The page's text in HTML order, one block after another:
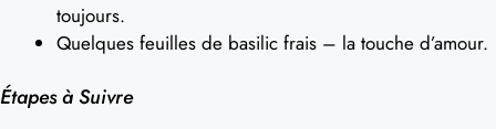
toujours.
Quelques feuilles de basilic frais – la touche d’amour.
Étapes à Suivre